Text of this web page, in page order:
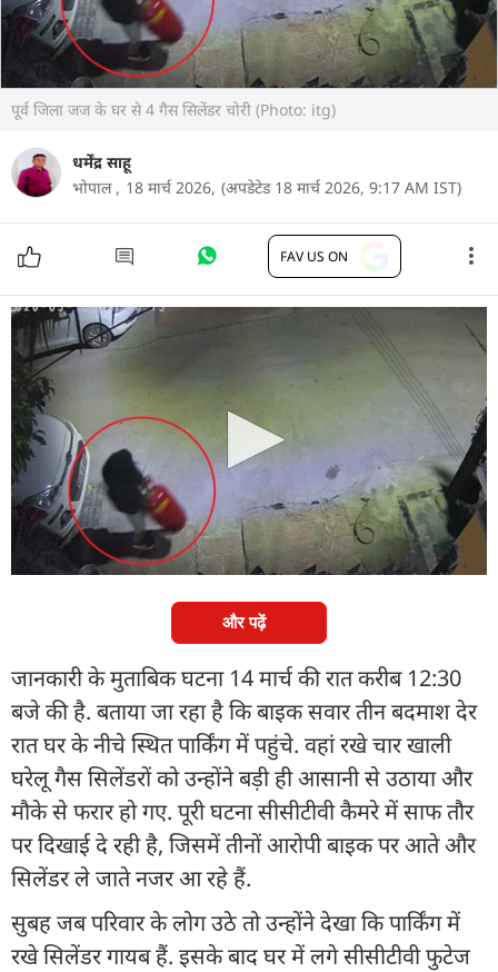
पूर्व जिला जज के घर से 4 गैस सिलेंडर चोरी (Photo: itg)
धर्मेंद्र साहू
भोपाल , 18 मार्च 2026, (अपडेटेड 18 मार्च 2026, 9:17 AM IST)
FAV US ON
मध्यप्रदेश की राजधानी भोपाल में चोरी की एक हैरान कर देने
वाली घटना सामने आई है. ईरान इजरायल और यूएस में युद्ध
के चलते देश में एलपीजी की शॉर्टेज के बीच यहां कोहेफिजा
थाना क्षेत्र के ओम नगर में पूर्व जिला न्यायाधीश विमल कुमार
जैन के घर से चार गैस सिलेंडर चोरी हो गए. यह पूरी वारदात
घर में लगे सीसीटीवी कैमरे में कैद हो गई, जिसके बाद पुलिस
ने मामला दर्ज कर जांच शुरू कर दी है.
और पढ़ें
जानकारी के मुताबिक घटना 14 मार्च की रात करीब 12:30
बजे की है. बताया जा रहा है कि बाइक सवार तीन बदमाश देर
रात घर के नीचे स्थित पार्किंग में पहुंचे. वहां रखे चार खाली
घरेलू गैस सिलेंडरों को उन्होंने बड़ी ही आसानी से उठाया और
मौके से फरार हो गए. पूरी घटना सीसीटीवी कैमरे में साफ तौर
पर दिखाई दे रही है, जिसमें तीनों आरोपी बाइक पर आते और
सिलेंडर ले जाते नजर आ रहे हैं.
सुबह जब परिवार के लोग उठे तो उन्होंने देखा कि पार्किंग में
रखे सिलेंडर गायब हैं. इसके बाद घर में लगे सीसीटीवी फुटेज